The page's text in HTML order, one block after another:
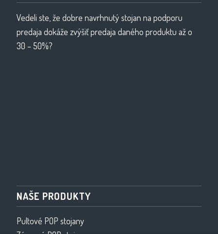
Vedeli ste, že dobre navrhnutý stojan na podporu
predaja dokáže zvýšiť predaja daného produktu až o
30 – 50%?
NAŠE PRODUKTY
Pultové POP stojany